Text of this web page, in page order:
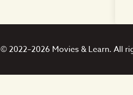
2022–2026 Movies & Learn. All